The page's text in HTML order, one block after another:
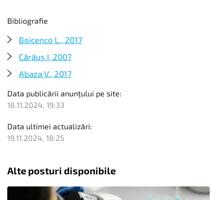
Bibliografie
Boicenco L., 2017
Cărăuș I, 2007
Abaza V., 2017
Data publicării anunţului pe site:
18.11.2024, 19:33
Data ultimei actualizări:
19.11.2024, 18:25
Alte posturi disponibile